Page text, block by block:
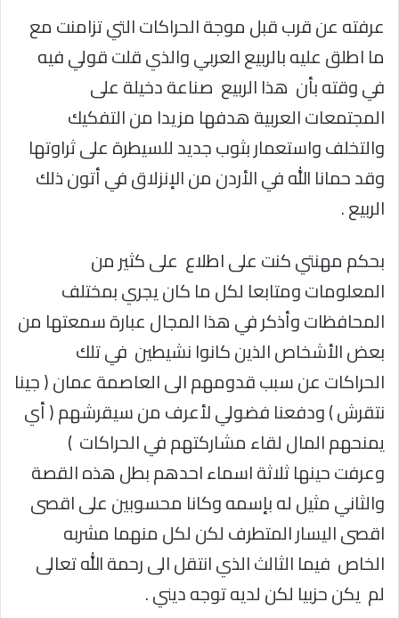
عرفته عن قرب قبل موجة الحراكات التي تزامنت مع
ما اطلق عليه بالربيع العربي والذي قلت قولي فيه
في وقته بأن هذا الربيع صناعة دخيلة على
المجتمعات العربية هدفها مزيدا من التفكيك
والتخلف واستعمار بثوب جديد للسيطرة على ثراوتها
وقد حمانا الله في الأردن من الإنزلاق في أتون ذلك
الربيع .
بحكم مهنتي كنت على اطلاع على كثير من
المعلومات ومتابعا لكل ما كان يجري بمختلف
المحافظات وأذكر في هذا المجال عبارة سمعتها من
بعض الأشخاص الذين كانوا نشيطين في تلك
الحراكات عن سبب قدومهم الى العاصمة عمان ( جينا
نتقرش ) ودفعنا فضولي لأعرف من سيقرشهم ( أي
يمنحهم المال لقاء مشاركتهم في الحراكات )
وعرفت حينها ثلاثة اسماء احدهم بطل هذه القصة
والثاني مثيل له بإسمه وكانا محسوبين على اقصى
اقصى اليسار المتطرف لكن لكل منهما مشربه
الخاص فيما الثالث الذي انتقل الى رحمة الله تعالى
لم يكن حزبيا لكن لديه توجه ديني .